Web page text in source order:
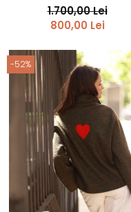
1.700,00 Lei
800,00 Lei
-52%